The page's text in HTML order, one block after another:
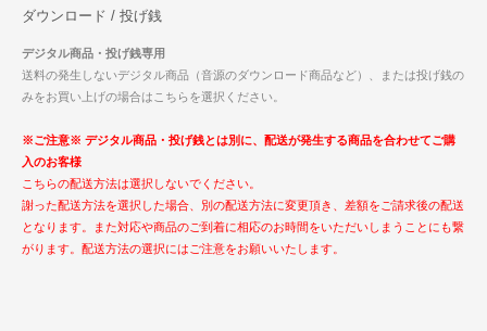
ダウンロード / 投げ銭
デジタル商品・投げ銭専用
送料の発生しないデジタル商品（音源のダウンロード商品など）、または投げ銭の
みをお買い上げの場合はこちらを選択ください。
※ご注意※ デジタル商品・投げ銭とは別に、配送が発生する商品を合わせてご購
入のお客様
こちらの配送方法は選択しないでください。
謝った配送方法を選択した場合、別の配送方法に変更頂き、差額をご請求後の配送
となります。また対応や商品のご到着に相応のお時間をいただいしまうことにも繋
がります。配送方法の選択にはご注意をお願いいたします。